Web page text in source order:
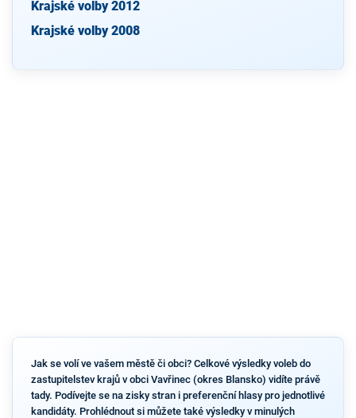
Krajské volby 2012
Krajské volby 2008
Jak se volí ve vašem městě či obci? Celkové výsledky voleb do
zastupitelstev krajů v obci Vavřinec (okres Blansko) vidíte právě
tady. Podívejte se na zisky stran i preferenční hlasy pro jednotlivé
kandidáty. Prohlédnout si můžete také výsledky v minulých